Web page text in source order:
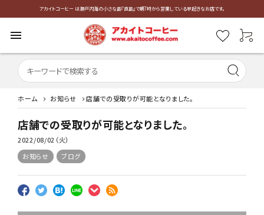
アカイトコーヒー は瀬戸内海の小さな島『直島』で朝7時から営業している早起きなお店です。
menu
ホーム お知らせ 店舗での受取りが可能となりました。
店舗での受取りが可能となりました。
2022/08/02（火）
お知らせ
ブログ